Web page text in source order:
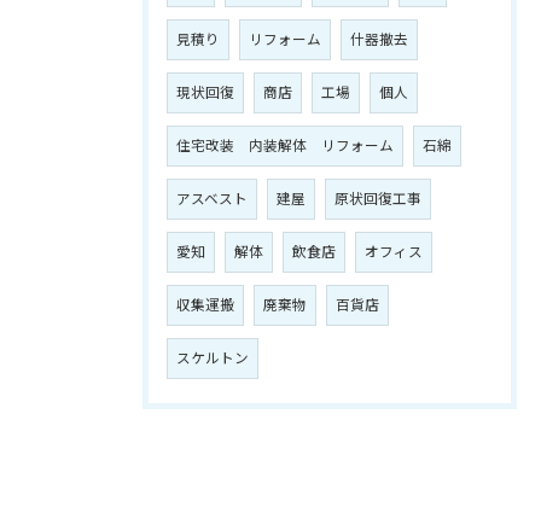
見積り リフォーム 什器撤去
現状回復 商店 工場 個人
住宅改装 内装解体 リフォーム 石綿
アスベスト 建屋 原状回復工事
愛知 解体 飲食店 オフィス
収集運搬 廃棄物 百貨店
スケルトン